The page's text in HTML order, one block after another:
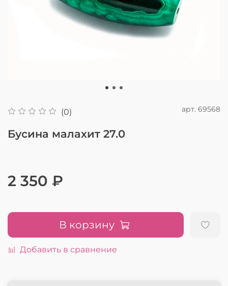
(0) арт. 69568
Бусина малахит 27.0
2 350 ₽
В корзину
Добавить в сравнение